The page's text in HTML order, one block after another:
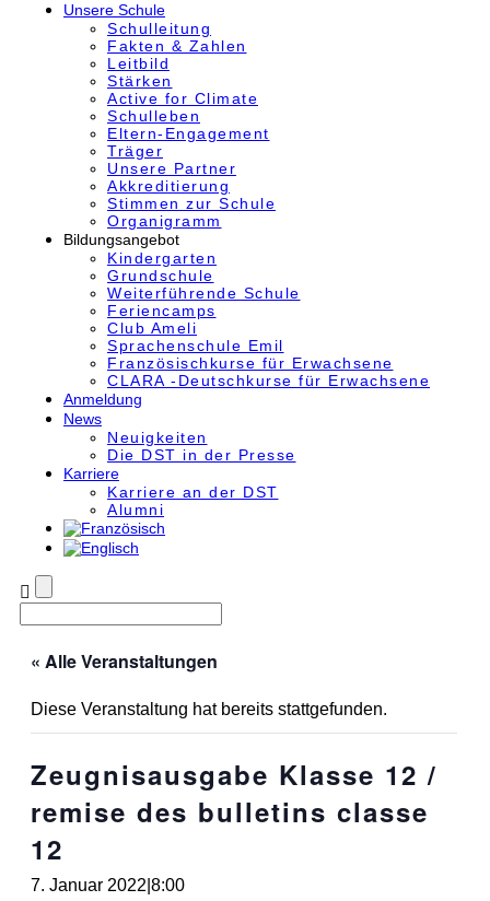
Unsere Schule
Schulleitung
Fakten & Zahlen
Leitbild
Stärken
Active for Climate
Schulleben
Eltern-Engagement
Träger
Unsere Partner
Akkre­di­tier­ung
Stimmen zur Schule
Organigramm
Bildungsangebot
Kindergarten
Grundschule
Weiterführende Schule
Feriencamps
Club Ameli
Sprachenschule Emil
Französischkurse für Erwachsene
CLARA -Deutschkurse für Erwachsene
Anmeldung
News
Neuigkeiten
Die DST in der Presse
Karriere
Karriere an der DST
Alumni
« Alle Veranstaltungen
Diese Veranstaltung hat bereits stattgefunden.
Zeugnisausgabe Klasse 12 /
remise des bulletins classe
12
7. Januar 2022|8:00